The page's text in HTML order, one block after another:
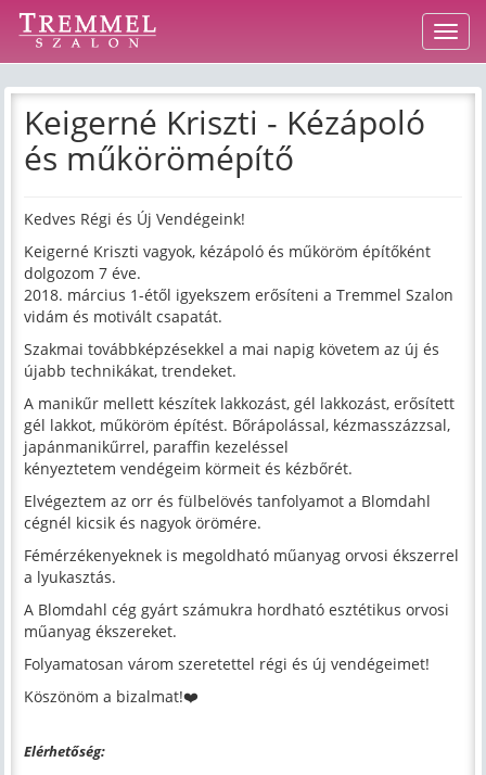
Keigerné Kriszti - Kézápoló
és műkörömépítő
Kedves Régi és Új Vendégeink!
Keigerné Kriszti vagyok, kézápoló és műköröm építőként
dolgozom 7 éve.
2018. március 1-étől igyekszem erősíteni a Tremmel Szalon
vidám és motivált csapatát.
Szakmai továbbképzésekkel a mai napig követem az új és
újabb technikákat, trendeket.
A manikűr mellett készítek lakkozást, gél lakkozást, erősített
gél lakkot, műköröm építést. Bőrápolással, kézmasszázzsal,
japánmanikűrrel, paraffin kezeléssel
kényeztetem vendégeim körmeit és kézbőrét.
Elvégeztem az orr és fülbelövés tanfolyamot a Blomdahl
cégnél kicsik és nagyok örömére.
Fémérzékenyeknek is megoldható műanyag orvosi ékszerrel
a lyukasztás.
A Blomdahl cég gyárt számukra hordható esztétikus orvosi
műanyag ékszereket.
Folyamatosan várom szeretettel régi és új vendégeimet!
Köszönöm a bizalmat!❤️
Elérhetőség: